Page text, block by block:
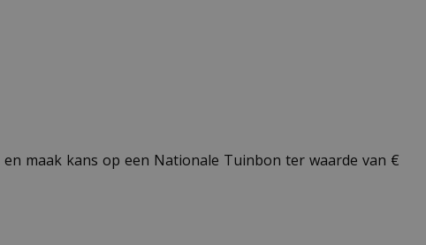
en maak kans op een Nationale Tuinbon ter waarde van €